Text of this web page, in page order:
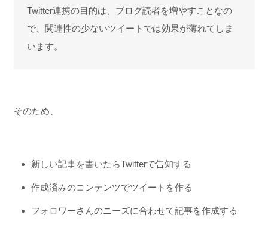
Twitter連携の目的は、ブログ読者を増やすことなの
で、関連性の少ないツイートでは効果が薄れてしま
います。
そのため、
新しい記事を書いたらTwitterで告知する
作成済みのコンテンツでツイートを作る
フォロワーさんのニーズに合わせて記事を作成する